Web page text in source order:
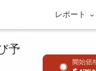
レポート
予